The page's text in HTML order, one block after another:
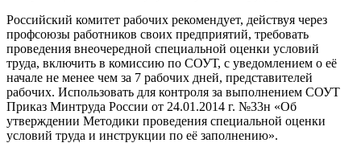
Российский комитет рабочих рекомендует, действуя через
профсоюзы работников своих предприятий, требовать
проведения внеочередной специальной оценки условий
труда, включить в комиссию по СОУТ, с уведомлением о её
начале не менее чем за 7 рабочих дней, представителей
рабочих. Использовать для контроля за выполнением СОУТ
Приказ Минтруда России от 24.01.2014 г. №33н «Об
утверждении Методики проведения специальной оценки
условий труда и инструкции по её заполнению».